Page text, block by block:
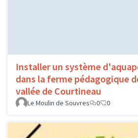
Installer un système
dans la ferme pédagogique
vallée de Courtineau
Le Moulin de Souvres 0 0